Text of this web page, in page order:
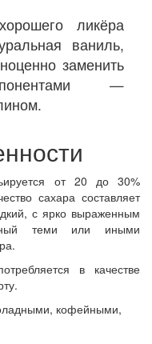
ликёра
ваниль,
заменить
—
от 20 до 30%
сахара составляет
с ярко выраженным
теми или иными
в качестве
кофейными,